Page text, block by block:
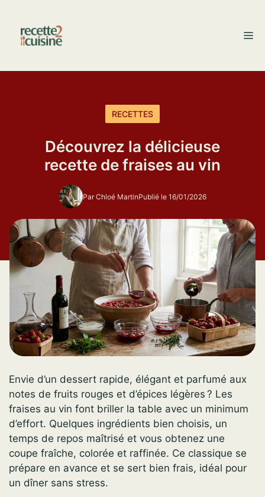
contenu
RECETTES
Découvrez la délicieuse
recette de fraises au vin
Par Chloé MartinPublié le 16/01/2026
Envie d’un dessert rapide, élégant et parfumé aux
notes de fruits rouges et d’épices légères ? Les
fraises au vin font briller la table avec un minimum
d’effort. Quelques ingrédients bien choisis, un
temps de repos maîtrisé et vous obtenez une
coupe fraîche, colorée et raffinée. Ce classique se
prépare en avance et se sert bien frais, idéal pour
un dîner sans stress.